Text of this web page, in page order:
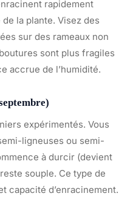
rapidement
la plante. Visez des
sur des rameaux non
sont plus fragiles
accrue de l’humidité.
expérimentés. Vous
ligneuses ou semi-
à durcir (devient
souple. Ce type de
capacité d’enracinement.